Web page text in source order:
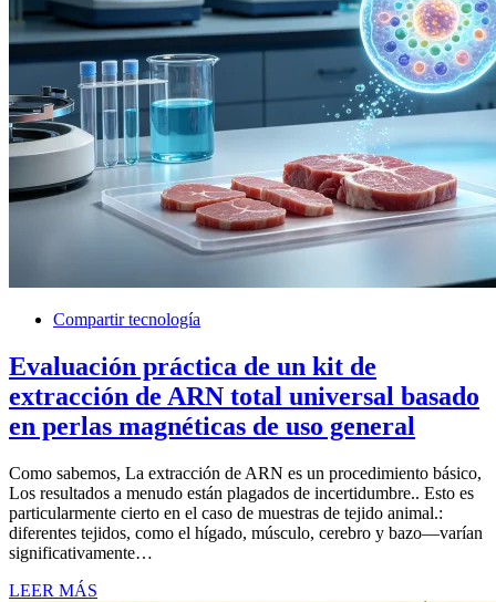
Compartir tecnología
Evaluación práctica de un kit de
extracción de ARN total universal basado
en perlas magnéticas de uso general
Como sabemos, La extracción de ARN es un procedimiento básico,
Los resultados a menudo están plagados de incertidumbre.. Esto es
particularmente cierto en el caso de muestras de tejido animal.:
diferentes tejidos, como el hígado, músculo, cerebro y bazo—varían
significativamente…
LEER MÁS